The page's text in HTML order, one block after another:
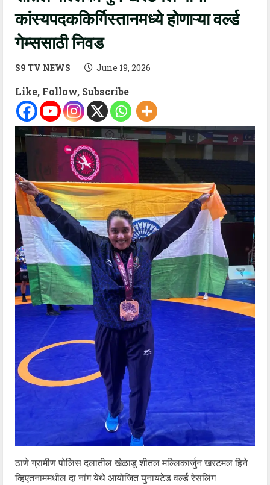
कांस्यपदककिर्गिस्तानमध्ये होणाऱ्या वर्ल्ड
गेम्ससाठी निवड
S9 TV NEWS June 19, 2026
Like, Follow, Subscribe
ठाणे ग्रामीण पोलिस दलातील खेळाडू शीतल मल्लिकार्जुन खरटमल हिने
व्हिएतनाममधील दा नांग येथे आयोजित युनायटेड वर्ल्ड रेसलिंग